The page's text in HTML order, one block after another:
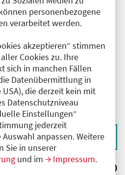
personenbezogene
verarbeitet werden.
akzeptieren“ stimmen
Cookies zu. Ihre
sich in manchen Fällen
Datenübermittlung in
die derzeit kein mit
Datenschutzniveau
Einstellungen“
jederzeit
anpassen. Weitere
Sie in unserer
und im Impressum.
entsprechen
getätigten Angaben.
keine
die Haftung obliegt dem
Suchergebnisse neu laden
Ergebnisse: 0